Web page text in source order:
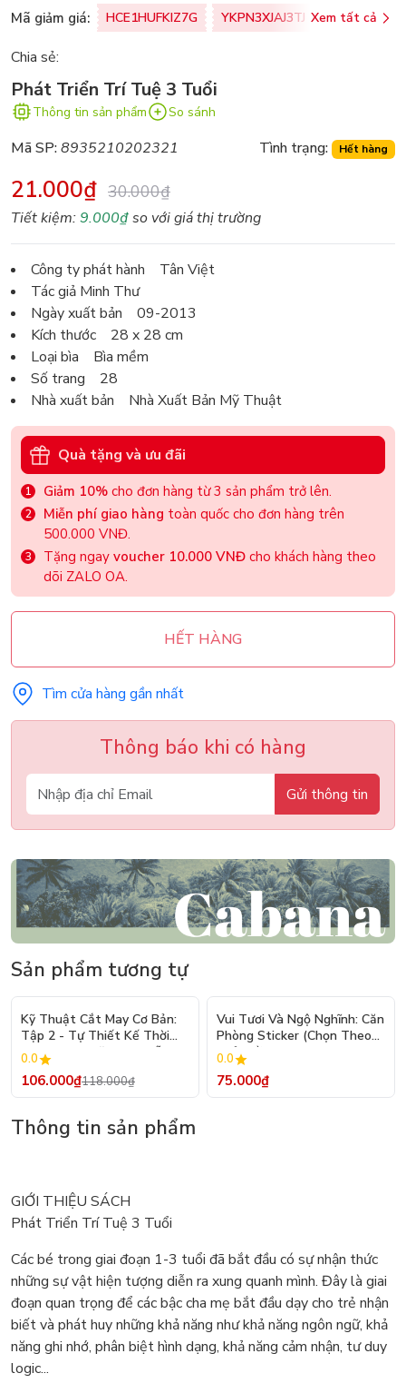
Mã giảm giá: HCE1HUFKIZ7G YKPN3XJAJ3TJ Xem tất cả
Chia sẻ:
Phát Triển Trí Tuệ 3 Tuổi
Thông tin sản phẩm So sánh
Mã SP:8935210202321 Tình trạng: Hết hàng
21.000₫ 30.000₫
Tiết kiệm:9.000₫so với giá thị trường
Công ty phát hành Tân Việt
Tác giả Minh Thư
Ngày xuất bản 09-2013
Kích thước 28 x 28 cm
Loại bìa Bìa mềm
Số trang 28
Nhà xuất bản Nhà Xuất Bản Mỹ Thuật
Quà tặng và ưu đãi
Giảm 10% cho đơn hàng từ 3 sản phẩm trở lên.
Miễn phí giao hàng toàn quốc cho đơn hàng trên
500.000 VNĐ.
Tặng ngay voucher 10.000 VNĐ cho khách hàng theo
dõi ZALO OA.
HẾT HÀNG
Tìm cửa hàng gần nhất
Thông báo khi có hàng
Gửi thông tin
Sản phẩm tương tự
- 10%
Kỹ Thuật Cắt May Cơ Bản:
Tập 2 - Tự Thiết Kế Thời
Trang Nam Nữ - Tạo Mẫu
Rập - Kỹ Thuật Nhảy Size
0.0
106.000₫118.000₫
Vui Tươi Và Ngộ Nghĩnh: Căn
Phòng Sticker (Chọn Theo
Chủ Đề) - Hơn 250 Sticker
0.0
75.000₫
Thông tin sản phẩm
GIỚI THIỆU SÁCH
Phát Triển Trí Tuệ 3 Tuổi
Các bé trong giai đoạn 1-3 tuổi đã bắt đầu có sự nhận thức
những sự vật hiện tượng diễn ra xung quanh mình. Đây là giai
đoạn quan trọng để các bậc cha mẹ bắt đầu dạy cho trẻ nhận
biết và phát huy những khả năng như khả năng ngôn ngữ, khả
năng ghi nhớ, phân biệt hình dạng, khả năng cảm nhận, tư duy
logic...